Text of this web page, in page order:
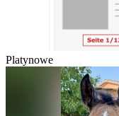
Platynowe